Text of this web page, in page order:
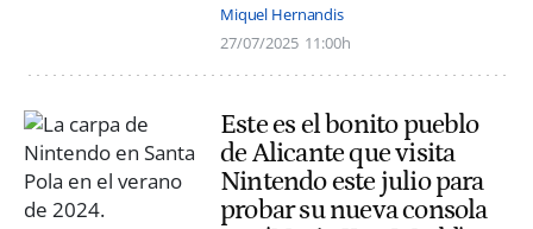
Miquel Hernandis
27/07/2025 11:00h
Este es el bonito pueblo
de Alicante que visita
Nintendo este julio para
probar su nueva consola